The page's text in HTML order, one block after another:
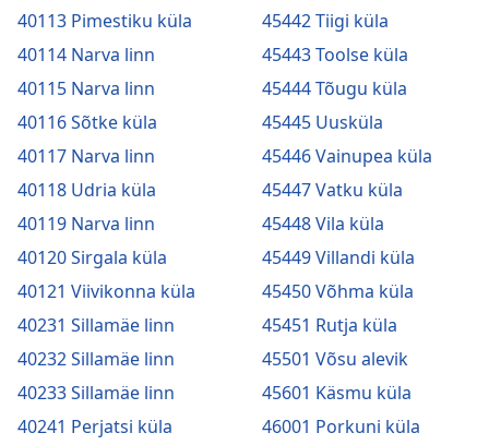
40113 Pimestiku küla
40114 Narva linn
40115 Narva linn
40116 Sõtke küla
40117 Narva linn
40118 Udria küla
40119 Narva linn
40120 Sirgala küla
40121 Viivikonna küla
40231 Sillamäe linn
40232 Sillamäe linn
40233 Sillamäe linn
40241 Perjatsi küla
45442 Tiigi küla
45443 Toolse küla
45444 Tõugu küla
45445 Uusküla
45446 Vainupea küla
45447 Vatku küla
45448 Vila küla
45449 Villandi küla
45450 Võhma küla
45451 Rutja küla
45501 Võsu alevik
45601 Käsmu küla
46001 Porkuni küla